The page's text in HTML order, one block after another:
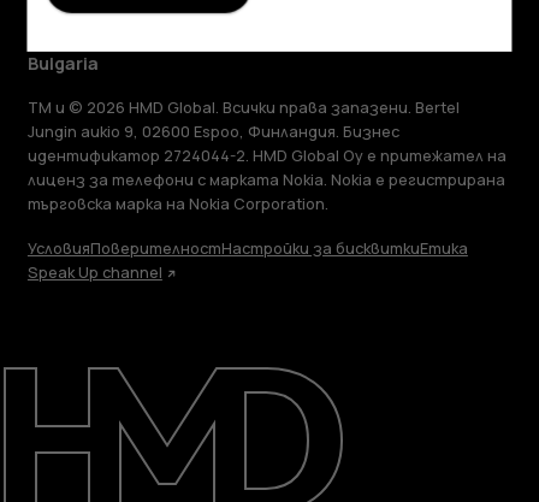
Информация
Ремонт, повторна употреба, рециклиране
Поддръжка
Bulgaria
TM и © 2026 HMD Global. Всички права запазени. Bertel
Jungin aukio 9, 02600 Espoo, Финландия. Бизнес
идентификатор 2724044-2. HMD Global Oy е притежател на
лиценз за телефони с марката Nokia. Nokia е регистрирана
търговска марка на Nokia Corporation.
УсловияПоверителностНастройки за бисквиткиЕтика
Speak Up channel